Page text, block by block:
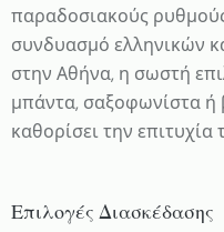
παραδοσιακούς
συνδυασμό ελληνικών
στην Αθήνα, η σωστή
μπάντα, σαξοφωνίστα ή
καθορίσει την
Επιλογές Διασκέδασης